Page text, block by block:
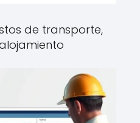
de transporte,